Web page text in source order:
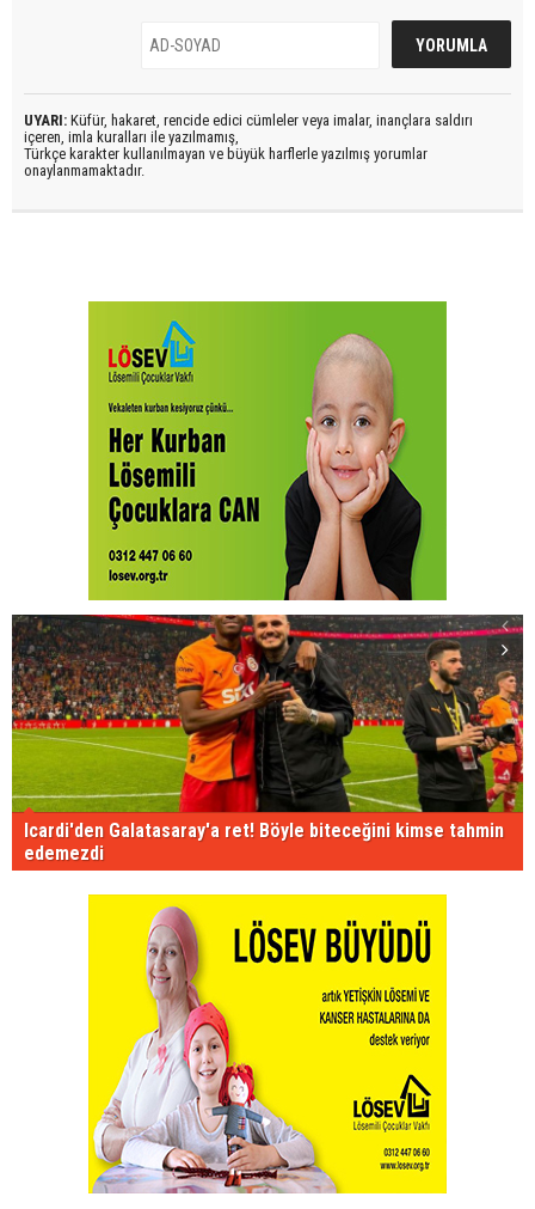
UYARI: Küfür, hakaret, rencide edici cümleler veya imalar, inançlara saldırı
içeren, imla kuralları ile yazılmamış,
Türkçe karakter kullanılmayan ve büyük harflerle yazılmış yorumlar
onaylanmamaktadır.
Icardi'den Galatasaray'a ret! Böyle biteceğini kimse tahmin
edemezdi